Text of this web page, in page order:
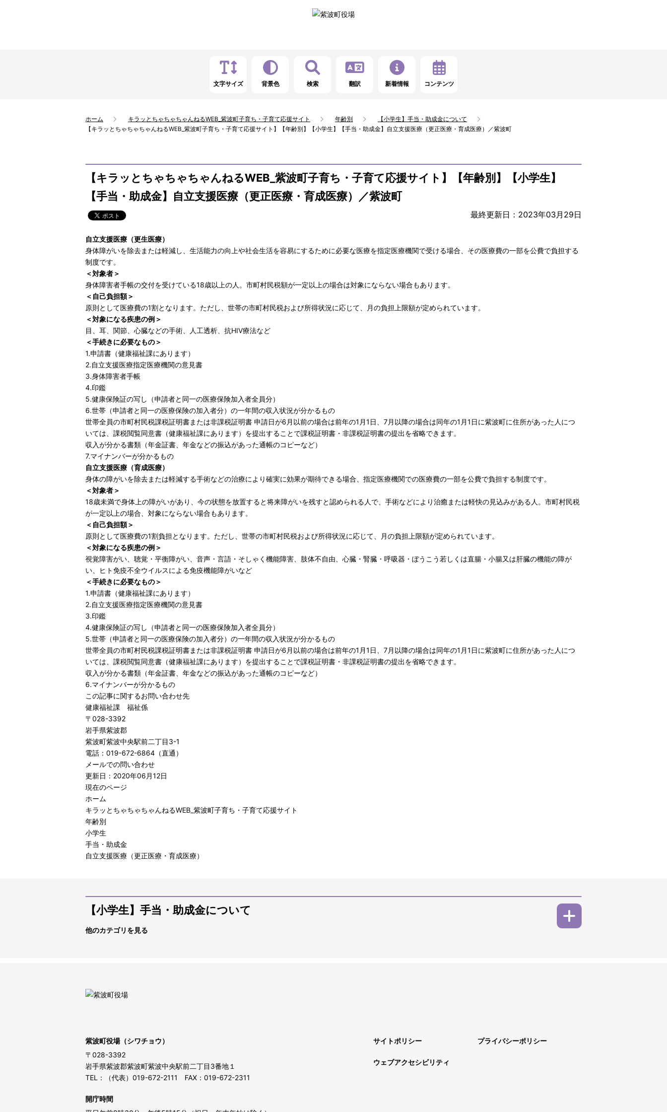
文字サイズ 背景色 検索 翻訳 新着情報 コンテンツ
ホーム キラッとちゃちゃちゃんねるWEB_紫波町子育ち・子育て応援サイト 年齢別
【小学生】手当・助成金について
【キラッとちゃちゃちゃんねるWEB_紫波町子育ち・子育て応援サイト】【年齢別】【小学生】【手当・助成金】自立支援医療（更正医療・育成医療）／紫波町
【キラッとちゃちゃちゃんねるWEB_紫波町子育ち・子育て応援サイト】【年齢別】【小学生】
【手当・助成金】自立支援医療（更正医療・育成医療）／紫波町
最終更新日：2023年03月29日
自立支援医療（更生医療）
身体障がいを除去または軽減し、生活能力の向上や社会生活を容易にするために必要な医療を指定医療機関で受ける場合、その医療費の一部を公費で負担する
制度です。
＜対象者＞
身体障害者手帳の交付を受けている18歳以上の人。市町村民税額が一定以上の場合は対象にならない場合もあります。
＜自己負担額＞
原則として医療費の1割となります。ただし、世帯の市町村民税および所得状況に応じて、月の負担上限額が定められています。
＜対象になる疾患の例＞
目、耳、関節、心臓などの手術、人工透析、抗HIV療法など
＜手続きに必要なもの＞
1.申請書（健康福祉課にあります）
2.自立支援医療指定医療機関の意見書
3.身体障害者手帳
4.印鑑
5.健康保険証の写し（申請者と同一の医療保険加入者全員分）
6.世帯（申請者と同一の医療保険の加入者分）の一年間の収入状況が分かるもの
世帯全員の市町村民税課税証明書または非課税証明書 申請日が6月以前の場合は前年の1月1日、7月以降の場合は同年の1月1日に紫波町に住所があった人につ
いては、課税閲覧同意書（健康福祉課にあります）を提出することで課税証明書・非課税証明書の提出を省略できます。
収入が分かる書類（年金証書、年金などの振込があった通帳のコピーなど）
7.マイナンバーが分かるもの
自立支援医療（育成医療）
身体の障がいを除去または軽減する手術などの治療により確実に効果が期待できる場合、指定医療機関での医療費の一部を公費で負担する制度です。
＜対象者＞
18歳未満で身体上の障がいがあり、今の状態を放置すると将来障がいを残すと認められる人で、手術などにより治癒または軽快の見込みがある人。市町村民税
が一定以上の場合、対象にならない場合もあります。
＜自己負担額＞
原則として医療費の1割負担となります。ただし、世帯の市町村民税および所得状況に応じて、月の負担上限額が定められています。
＜対象になる疾患の例＞
視覚障害がい、聴覚・平衡障がい、音声・言語・そしゃく機能障害、肢体不自由、心臓・腎臓・呼吸器・ぼうこう若しくは直腸・小腸又は肝臓の機能の障が
い、ヒト免疫不全ウイルスによる免疫機能障がいなど
＜手続きに必要なもの＞
1.申請書（健康福祉課にあります）
2.自立支援医療指定医療機関の意見書
3.印鑑
4.健康保険証の写し（申請者と同一の医療保険加入者全員分）
5.世帯（申請者と同一の医療保険の加入者分）の一年間の収入状況が分かるもの
世帯全員の市町村民税課税証明書または非課税証明書 申請日が6月以前の場合は前年の1月1日、7月以降の場合は同年の1月1日に紫波町に住所があった人につ
いては、課税閲覧同意書（健康福祉課にあります）を提出することで課税証明書・非課税証明書の提出を省略できます。
収入が分かる書類（年金証書、年金などの振込があった通帳のコピーなど）
6.マイナンバーが分かるもの
この記事に関するお問い合わせ先
健康福祉課 福祉係
〒028-3392
岩手県紫波郡
紫波町紫波中央駅前二丁目3-1
電話：019-672-6864（直通）
メールでの問い合わせ
更新日：2020年06月12日
現在のページ
ホーム
キラッとちゃちゃちゃんねるWEB_紫波町子育ち・子育て応援サイト
年齢別
小学生
手当・助成金
自立支援医療（更正医療・育成医療）
【小学生】手当・助成金について
他のカテゴリを見る
紫波町役場（シワチョウ）
〒028-3392
岩手県紫波郡紫波町紫波中央駅前二丁目3番地１
TEL：（代表）019-672-2111 FAX：019-672-2311
開庁時間
サイトポリシー プライバシーポリシー
ウェブアクセシビリティ